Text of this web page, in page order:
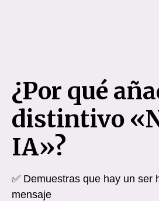
¿Por qué
distintivo
IA»?
✅ Demuestras que hay un ser
mensaje